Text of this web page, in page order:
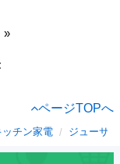
ページTOPへ
ッチン家電 ジューサ